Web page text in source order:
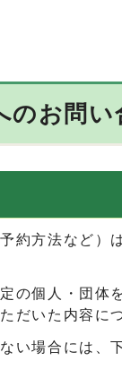
のお問い
約方法など）
の個人・団
だいた内容に
い場合には、